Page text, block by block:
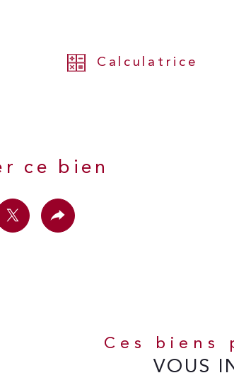
Calculatrice
ce bien
Ces
VOUS